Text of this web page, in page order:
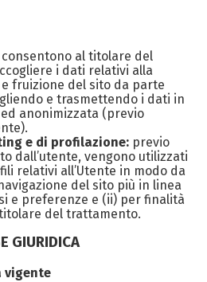
consentono al titolare del
i dati relativi alla
e fruizione del sito da parte
e trasmettendo i dati in
anonimizzata (previo
e di profilazione: previo
dall’utente, vengono utilizzati
relativi all’Utente in modo da
del sito più in linea
e preferenze e (ii) per finalità
del trattamento.
GIURIDICA
vigente